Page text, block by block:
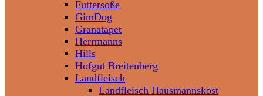
Futtersoße
GimDog
Granatapet
Herrmanns
Hills
Hofgut Breitenberg
Landfleisch
Landfleisch Hausmannskost